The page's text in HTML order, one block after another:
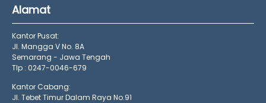
Alamat
Kantor Pusat:
Jl. Mangga V No. 8A
Semarang - Jawa Tengah
Tlp : 0247-0046-679
Kantor Cabang:
Jl. Tebet Timur Dalam Raya No.91